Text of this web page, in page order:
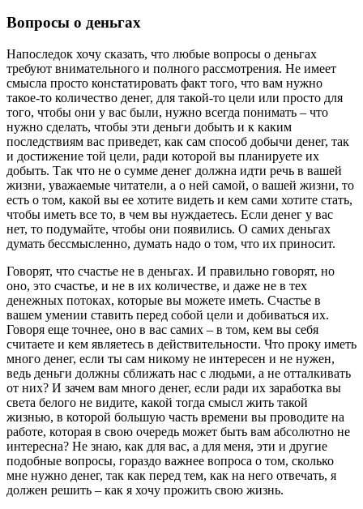
Вопросы о деньгах
Напоследок хочу сказать, что любые вопросы о деньгах
требуют внимательного и полного рассмотрения. Не имеет
смысла просто констатировать факт того, что вам нужно
такое-то количество денег, для такой-то цели или просто для
того, чтобы они у вас были, нужно всегда понимать – что
нужно сделать, чтобы эти деньги добыть и к каким
последствиям вас приведет, как сам способ добычи денег, так
и достижение той цели, ради которой вы планируете их
добыть. Так что не о сумме денег должна идти речь в вашей
жизни, уважаемые читатели, а о ней самой, о вашей жизни, то
есть о том, какой вы ее хотите видеть и кем сами хотите стать,
чтобы иметь все то, в чем вы нуждаетесь. Если денег у вас
нет, то подумайте, чтобы они появились. О самих деньгах
думать бессмысленно, думать надо о том, что их приносит.
Говорят, что счастье не в деньгах. И правильно говорят, но
оно, это счастье, и не в их количестве, и даже не в тех
денежных потоках, которые вы можете иметь. Счастье в
вашем умении ставить перед собой цели и добиваться их.
Говоря еще точнее, оно в вас самих – в том, кем вы себя
считаете и кем являетесь в действительности. Что проку иметь
много денег, если ты сам никому не интересен и не нужен,
ведь деньги должны сближать нас с людьми, а не отталкивать
от них? И зачем вам много денег, если ради их заработка вы
света белого не видите, какой тогда смысл жить такой
жизнью, в которой большую часть времени вы проводите на
работе, которая в свою очередь может быть вам абсолютно не
интересна? Не знаю, как для вас, а для меня, эти и другие
подобные вопросы, гораздо важнее вопроса о том, сколько
мне нужно денег, так как перед тем, как на него отвечать, я
должен решить – как я хочу прожить свою жизнь.